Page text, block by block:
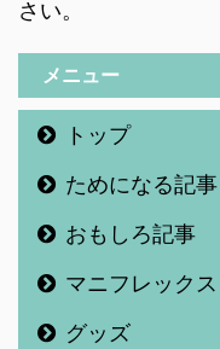
さい。
メニュー
トップ
ためになる記事
おもしろ記事
マニフレックス
グッズ